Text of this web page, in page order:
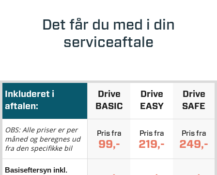
Det får du med i din
serviceaftale
Inkluderet i
aftalen:
Drive
BASIC
Drive
EASY
Drive
SAFE
OBS: Alle priser er per
måned og beregnes ud
fra den specifikke bil
Pris fra
99,-
Pris fra
219,-
Pris fra
249,-
Basiseftersyn inkl.